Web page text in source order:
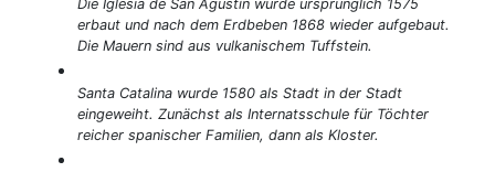
Die Iglesia de San Agustín wurde ursprünglich 1575
erbaut und nach dem Erdbeben 1868 wieder aufgebaut.
Die Mauern sind aus vulkanischem Tuffstein.
Santa Catalina wurde 1580 als Stadt in der Stadt
eingeweiht. Zunächst als Internatsschule für Töchter
reicher spanischer Familien, dann als Kloster.